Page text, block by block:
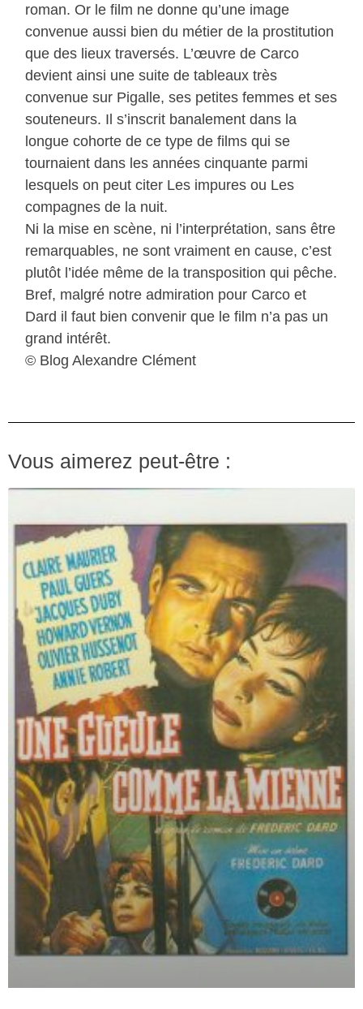
roman. Or le film ne donne qu’une image
convenue aussi bien du métier de la prostitution
que des lieux traversés. L’œuvre de Carco
devient ainsi une suite de tableaux très
convenue sur Pigalle, ses petites femmes et ses
souteneurs. Il s’inscrit banalement dans la
longue cohorte de ce type de films qui se
tournaient dans les années cinquante parmi
lesquels on peut citer Les impures ou Les
compagnes de la nuit.
Ni la mise en scène, ni l’interprétation, sans être
remarquables, ne sont vraiment en cause, c’est
plutôt l’idée même de la transposition qui pêche.
Bref, malgré notre admiration pour Carco et
Dard il faut bien convenir que le film n’a pas un
grand intérêt.
© Blog Alexandre Clément
Vous aimerez peut-être :